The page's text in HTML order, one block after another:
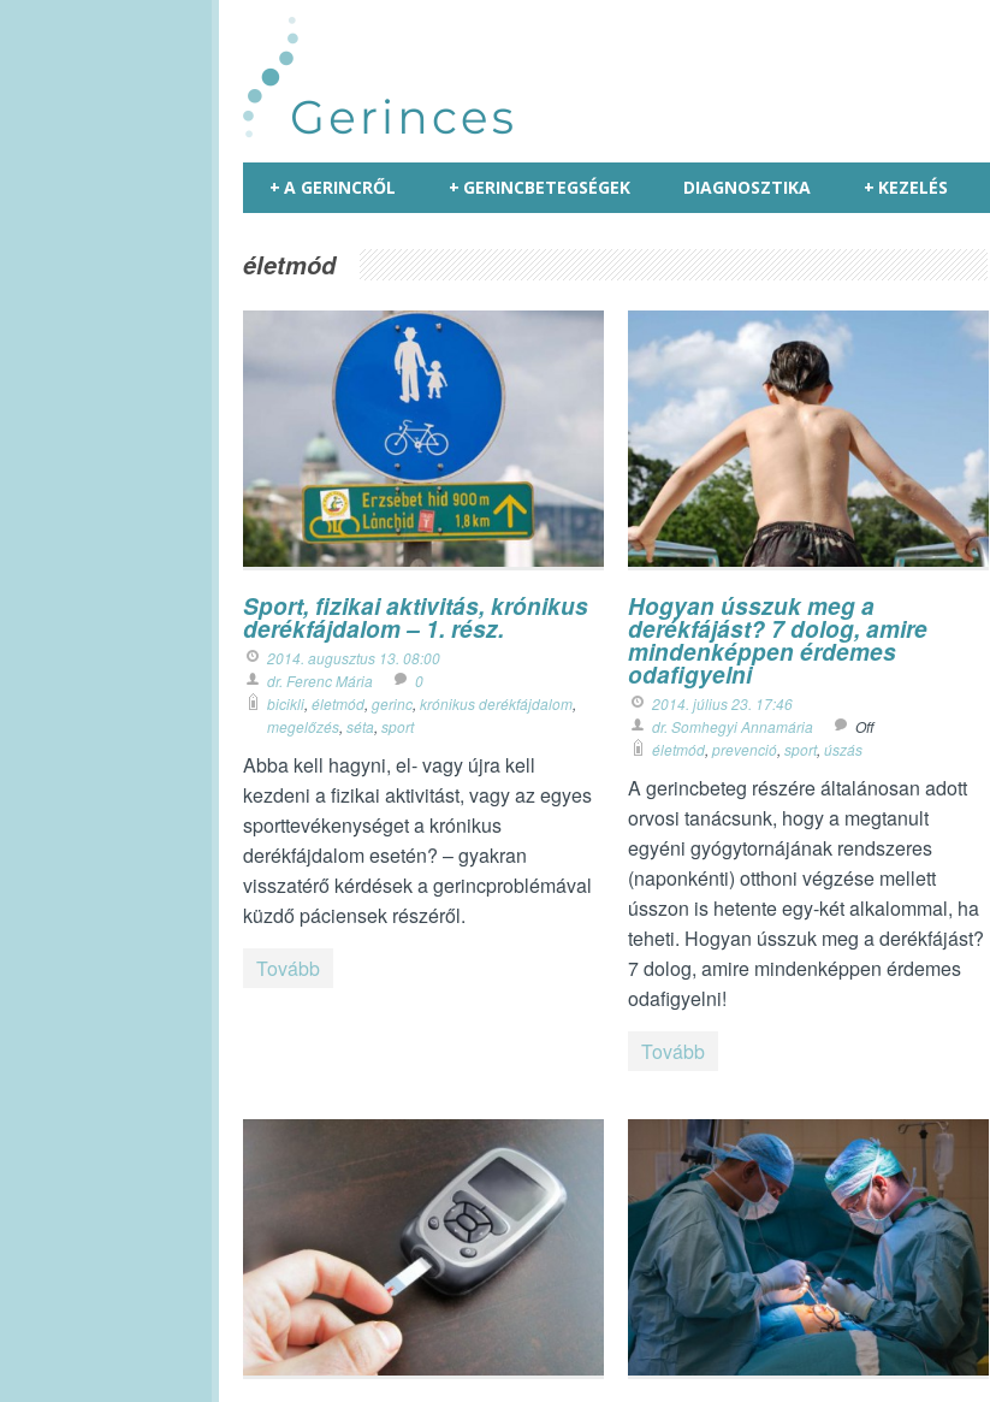
A GERINCRŐL
+ GERINCBETEGSÉGEK
+ DIAGNOSZTIKA KEZELÉS
+
életmód
Sport, fizikai aktivitás, krónikus
derékfájdalom – 1. rész.
2014. augusztus 13. 08:00
dr. Ferenc Mária
0
bicikli, életmód, gerinc, krónikus derékfájdalom,
megelőzés, séta, sport
Abba kell hagyni, el- vagy újra kell
kezdeni a fizikai aktivitást, vagy az egyes
sporttevékenységet a krónikus
derékfájdalom esetén? – gyakran
visszatérő kérdések a gerincproblémával
küzdő páciensek részéről.
Tovább
Hogyan ússzuk meg a
derékfájást? 7 dolog, amire
mindenképpen érdemes
odafigyelni
2014. július 23. 17:46
dr. Somhegyi Annamária
Off
életmód, prevenció, sport, úszás
A gerincbeteg részére általánosan adott
orvosi tanácsunk, hogy a megtanult
egyéni gyógytornájának rendszeres
(naponkénti) otthoni végzése mellett
ússzon is hetente egy-két alkalommal, ha
teheti. Hogyan ússzuk meg a derékfájást?
7 dolog, amire mindenképpen érdemes
odafigyelni!
Tovább